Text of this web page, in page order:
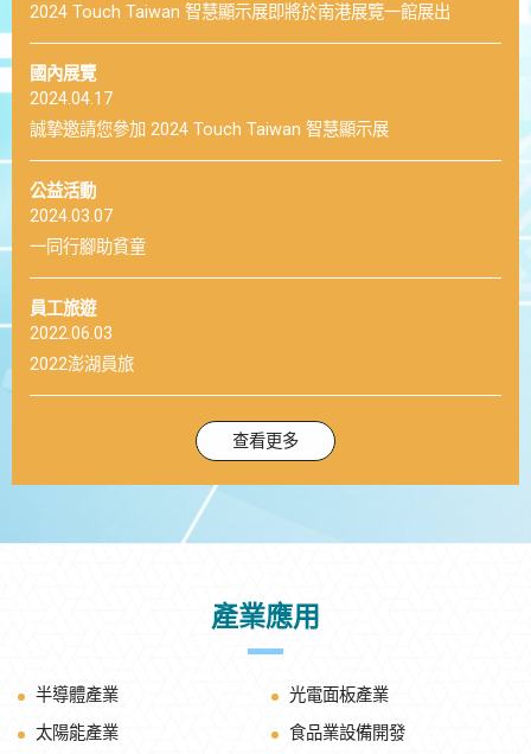
2024 Touch Taiwan 智慧顯示展即將於南港展覽一館展出
國內展覽
2024.04.17
誠摯邀請您參加 2024 Touch Taiwan 智慧顯示展
公益活動
2024.03.07
一同行腳助貧童
員工旅遊
2022.06.03
2022澎湖員旅
查看更多
產業應用
半導體產業
光電面板產業
太陽能產業
食品業設備開發